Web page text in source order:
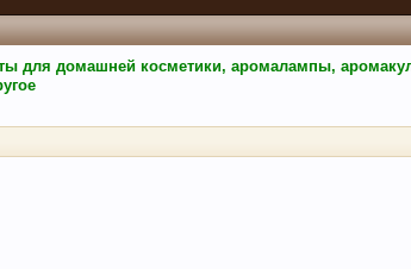
для домашней косметики, аромалампы,